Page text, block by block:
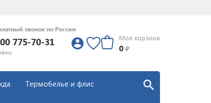
звонок по России
775-70-31 Моя корзина
0 ₽
Термобелье и флис